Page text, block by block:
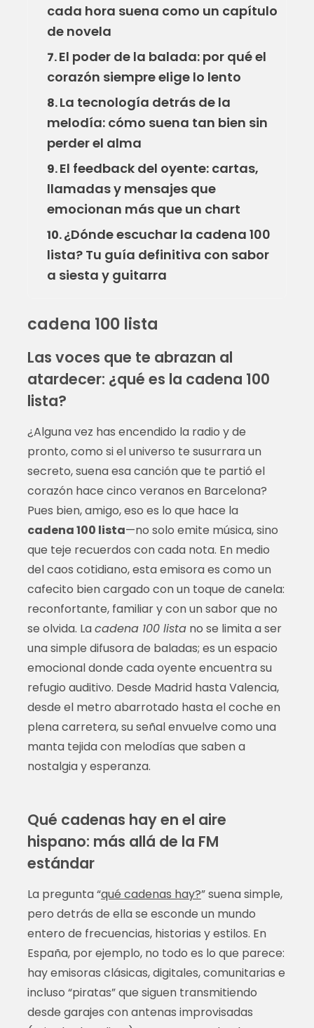
cada hora suena como un capítulo
de novela
7.El poder de la balada: por qué el
corazón siempre elige lo lento
8.La tecnología detrás de la
melodía: cómo suena tan bien sin
perder el alma
9.El feedback del oyente: cartas,
llamadas y mensajes que
emocionan más que un chart
10.¿Dónde escuchar la cadena 100
lista? Tu guía definitiva con sabor
a siesta y guitarra
cadena 100 lista
Las voces que te abrazan al
atardecer: ¿qué es la cadena 100
lista?
¿Alguna vez has encendido la radio y de
pronto, como si el universo te susurrara un
secreto, suena esa canción que te partió el
corazón hace cinco veranos en Barcelona?
Pues bien, amigo, eso es lo que hace la
cadena 100 lista—no solo emite música, sino
que teje recuerdos con cada nota. En medio
del caos cotidiano, esta emisora es como un
cafecito bien cargado con un toque de canela:
reconfortante, familiar y con un sabor que no
se olvida. Lacadena 100 listano se limita a ser
una simple difusora de baladas; es un espacio
emocional donde cada oyente encuentra su
refugio auditivo. Desde Madrid hasta Valencia,
desde el metro abarrotado hasta el coche en
plena carretera, su señal envuelve como una
manta tejida con melodías que saben a
nostalgia y esperanza.
Qué cadenas hay en el aire
hispano: más allá de la FM
estándar
La pregunta “qué cadenas hay?” suena simple,
pero detrás de ella se esconde un mundo
entero de frecuencias, historias y estilos. En
España, por ejemplo, no todo es lo que parece:
hay emisoras clásicas, digitales, comunitarias e
incluso “piratas” que siguen transmitiendo
desde garajes con antenas improvisadas